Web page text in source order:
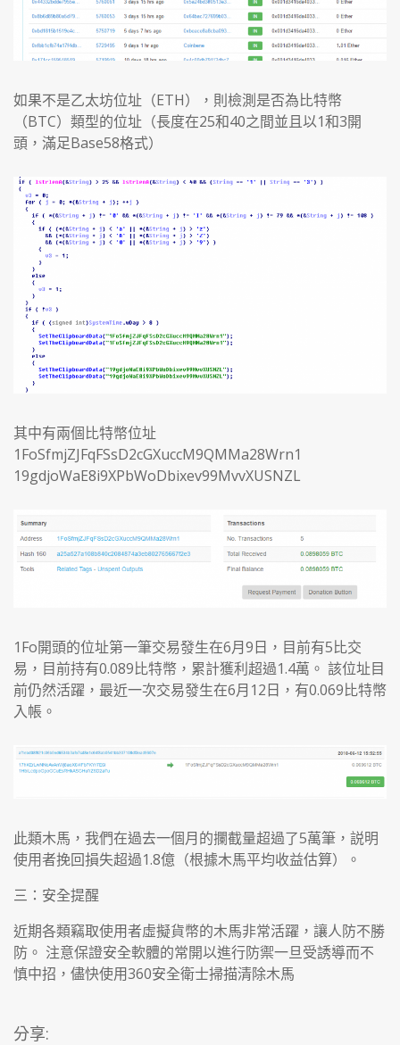
如果不是乙太坊位址（ETH），則檢測是否為比特幣
（BTC）類型的位址（長度在25和40之間並且以1和3開
頭，滿足Base58格式）
其中有兩個比特幣位址
1FoSfmjZJFqFSsD2cGXuccM9QMMa28Wrn1
19gdjoWaE8i9XPbWoDbixev99MvvXUSNZL
1Fo開頭的位址第一筆交易發生在6月9日，目前有5比交
易，目前持有0.089比特幣，累計獲利超過1.4萬。 該位址目
前仍然活躍，最近一次交易發生在6月12日，有0.069比特幣
入帳。
此類木馬，我們在過去一個月的攔截量超過了5萬筆，説明
使用者挽回損失超過1.8億（根據木馬平均收益估算）。
三：安全提醒
近期各類竊取使用者虛擬貨幣的木馬非常活躍，讓人防不勝
防。 注意保證安全軟體的常開以進行防禦一旦受誘導而不
慎中招，儘快使用360安全衛士掃描清除木馬
分享: